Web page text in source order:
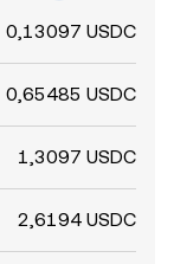
0,13097 USDC
0,65485 USDC
1,3097 USDC
2,6194 USDC